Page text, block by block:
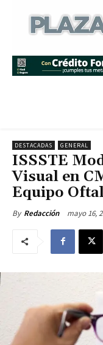
DESTACADAS GENERAL
ISSSTE
Visual en
Equipo
By Redacción mayo 16,